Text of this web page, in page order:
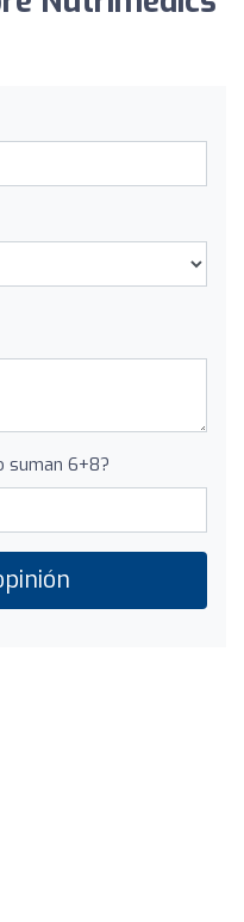
suman 6+8?